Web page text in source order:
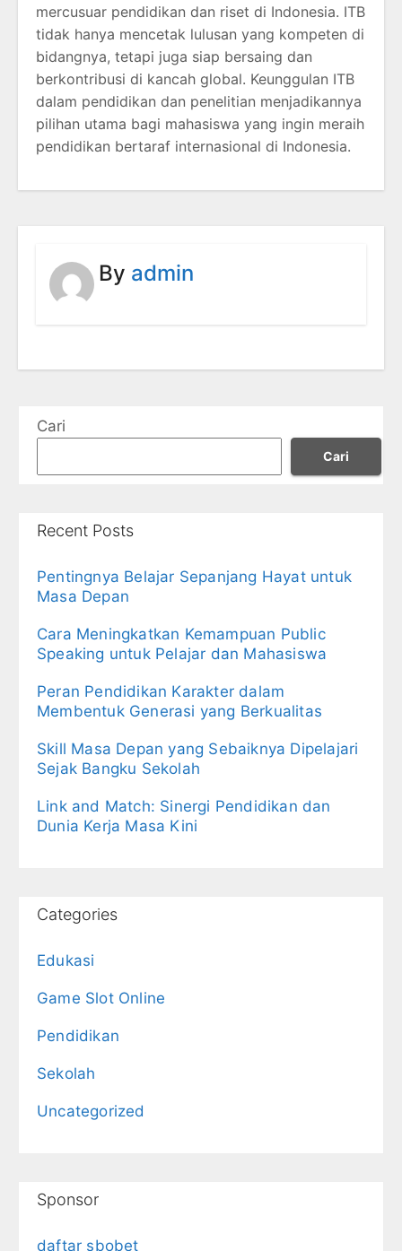
mercusuar pendidikan dan riset di Indonesia. ITB
tidak hanya mencetak lulusan yang kompeten di
bidangnya, tetapi juga siap bersaing dan
berkontribusi di kancah global. Keunggulan ITB
dalam pendidikan dan penelitian menjadikannya
pilihan utama bagi mahasiswa yang ingin meraih
pendidikan bertaraf internasional di Indonesia.
By admin
Cari
Cari
Recent Posts
Pentingnya Belajar Sepanjang Hayat untuk
Masa Depan
Cara Meningkatkan Kemampuan Public
Speaking untuk Pelajar dan Mahasiswa
Peran Pendidikan Karakter dalam
Membentuk Generasi yang Berkualitas
Skill Masa Depan yang Sebaiknya Dipelajari
Sejak Bangku Sekolah
Link and Match: Sinergi Pendidikan dan
Dunia Kerja Masa Kini
Categories
Edukasi
Game Slot Online
Pendidikan
Sekolah
Uncategorized
Sponsor
daftar sbobet